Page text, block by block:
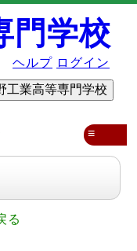
門学校
ヘルプ ログイン
工業高等専門学校
≡
る